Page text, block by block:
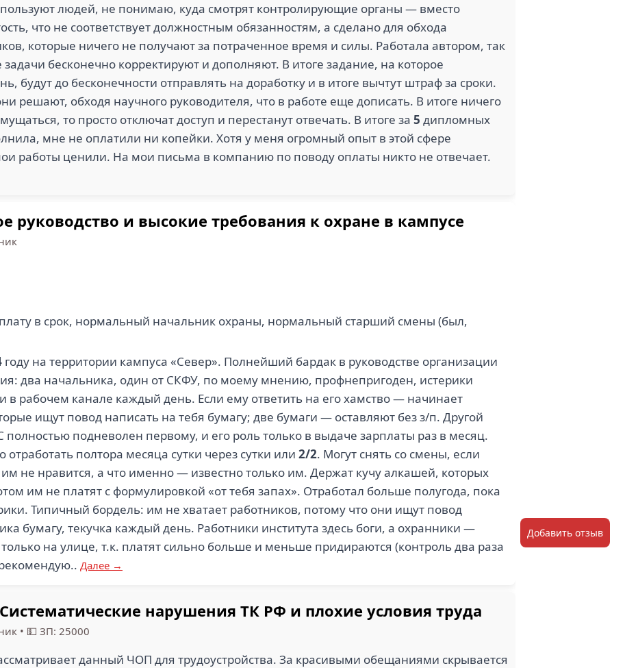
(5)
1
СТАВСНЕК (5) GETTRUST (5)
1
KARI (5)
людей, не понимаю, куда смотрят контролирующие органы — вместо
что не соответствует должностным обязанностям, а сделано для обхода
которые ничего не получают за потраченное время и силы. Работала автором, так
бесконечно корректируют и дополняют. В итоге задание, на которое
будут до бесконечности отправлять на доработку и в итоге вычтут штраф за сроки.
решают, обходя научного руководителя, что в работе еще дописать. В итоге ничего
то просто отключат доступ и перестанут отвечать. В итоге за 5 дипломных
мне не оплатили ни копейки. Хотя у меня огромный опыт в этой сфере
работы ценили. На мои письма в компанию по поводу оплаты никто не отвечает.
руководство и высокие требования к охране в кампусе
в срок, нормальный начальник охраны, нормальный старший смены (был,
году на территории кампуса «Север». Полнейший бардак в руководстве организации
два начальника, один от СКФУ, по моему мнению, профнепригоден, истерики
в рабочем канале каждый день. Если ему ответить на его хамство — начинает
ищут повод написать на тебя бумагу; две бумаги — оставляют без з/п. Другой
подневолен первому, и его роль только в выдаче зарплаты раз в месяц.
полтора месяца сутки через сутки или 2/2. Могут снять со смены, если
не нравится, а что именно — известно только им. Держат кучу алкашей, которых
им не платят с формулировкой «от тебя запах». Отработал больше полугода, пока
Типичный бордель: им не хватает работников, потому что они ищут повод
бумагу, текучка каждый день. Работники института здесь боги, а охранники —
на улице, т.к. платят сильно больше и меньше придираются (контроль два раза
Далее →
нарушения ТК РФ и плохие условия труда
• 💵 ЗП: 25000
данный ЧОП для трудоустройства. За красивыми обещаниями скрывается
Добавить отзыв